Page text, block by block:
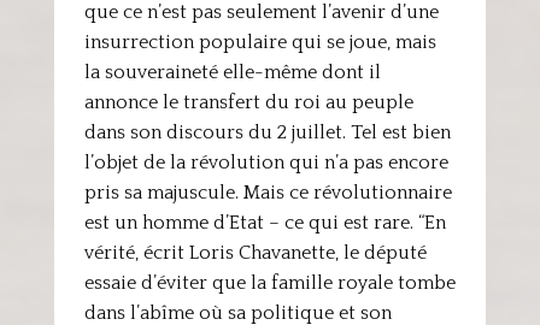
que ce n’est pas seulement l’avenir d’une
insurrection populaire qui se joue, mais
la souveraineté elle-même dont il
annonce le transfert du roi au peuple
dans son discours du 2 juillet. Tel est bien
l’objet de la révolution qui n’a pas encore
pris sa majuscule. Mais ce révolutionnaire
est un homme d’Etat – ce qui est rare. “En
vérité, écrit Loris Chavanette, le député
essaie d’éviter que la famille royale tombe
dans l’abîme où sa politique et son